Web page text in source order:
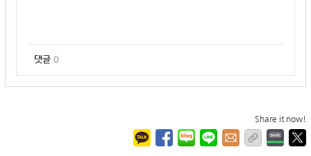
댓글 0
Share it now!